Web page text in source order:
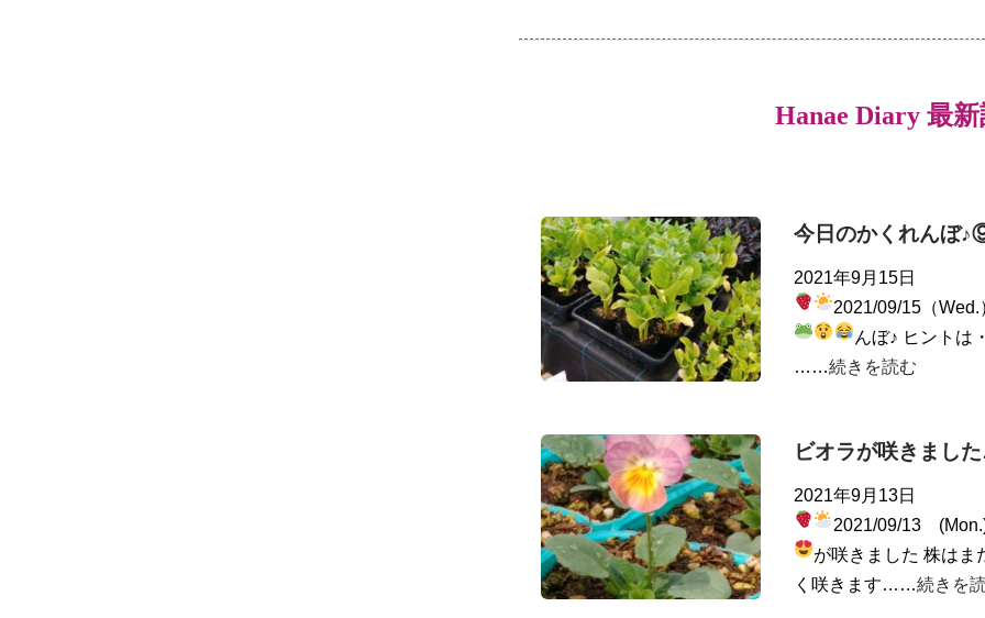
Hanae Diary 最
今日のかくれんぼ
2021年9月15日
2021/09/15（Wed.
んぼ♪ ヒントは
……続きを読む
ビオラが咲きまし
2021年9月13日
2021/09/13
が咲きました 株はま
く咲きます……続きを